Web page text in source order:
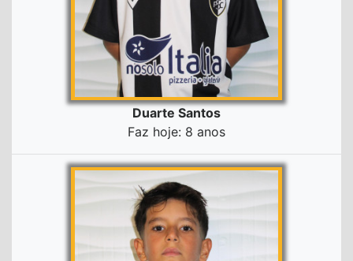
Duarte Santos
Faz hoje: 8 anos